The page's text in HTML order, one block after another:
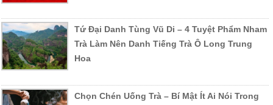
Tứ Đại Danh Tùng Vũ Di – 4 Tuyệt Phẩm Nham
Trà Làm Nên Danh Tiếng Trà Ô Long Trung
Hoa
Chọn Chén Uống Trà – Bí Mật Ít Ai Nói Trong